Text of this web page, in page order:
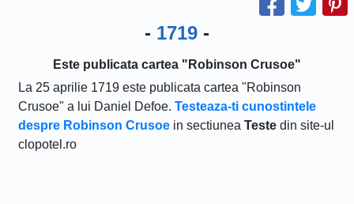
- 1719 -
Este publicata cartea "Robinson Crusoe"
La 25 aprilie 1719 este publicata cartea "Robinson
Crusoe" a lui Daniel Defoe. Testeaza-ti cunostintele
despre Robinson Crusoe in sectiunea Teste din site-ul
clopotel.ro